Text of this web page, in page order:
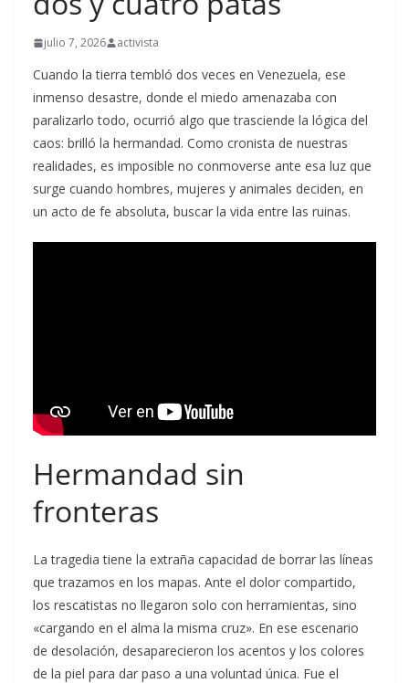
julio 7, 2026 activista
Cuando la tierra tembló dos veces en Venezuela, ese
inmenso desastre, donde el miedo amenazaba con
paralizarlo todo, ocurrió algo que trasciende la lógica del
caos: brilló la hermandad. Como cronista de nuestras
realidades, es imposible no conmoverse ante esa luz que
surge cuando hombres, mujeres y animales deciden, en
un acto de fe absoluta, buscar la vida entre las ruinas.
Hermandad sin
fronteras
La tragedia tiene la extraña capacidad de borrar las líneas
que trazamos en los mapas. Ante el dolor compartido,
los rescatistas no llegaron solo con herramientas, sino
«cargando en el alma la misma cruz». En ese escenario
de desolación, desaparecieron los acentos y los colores
de la piel para dar paso a una voluntad única. Fue el